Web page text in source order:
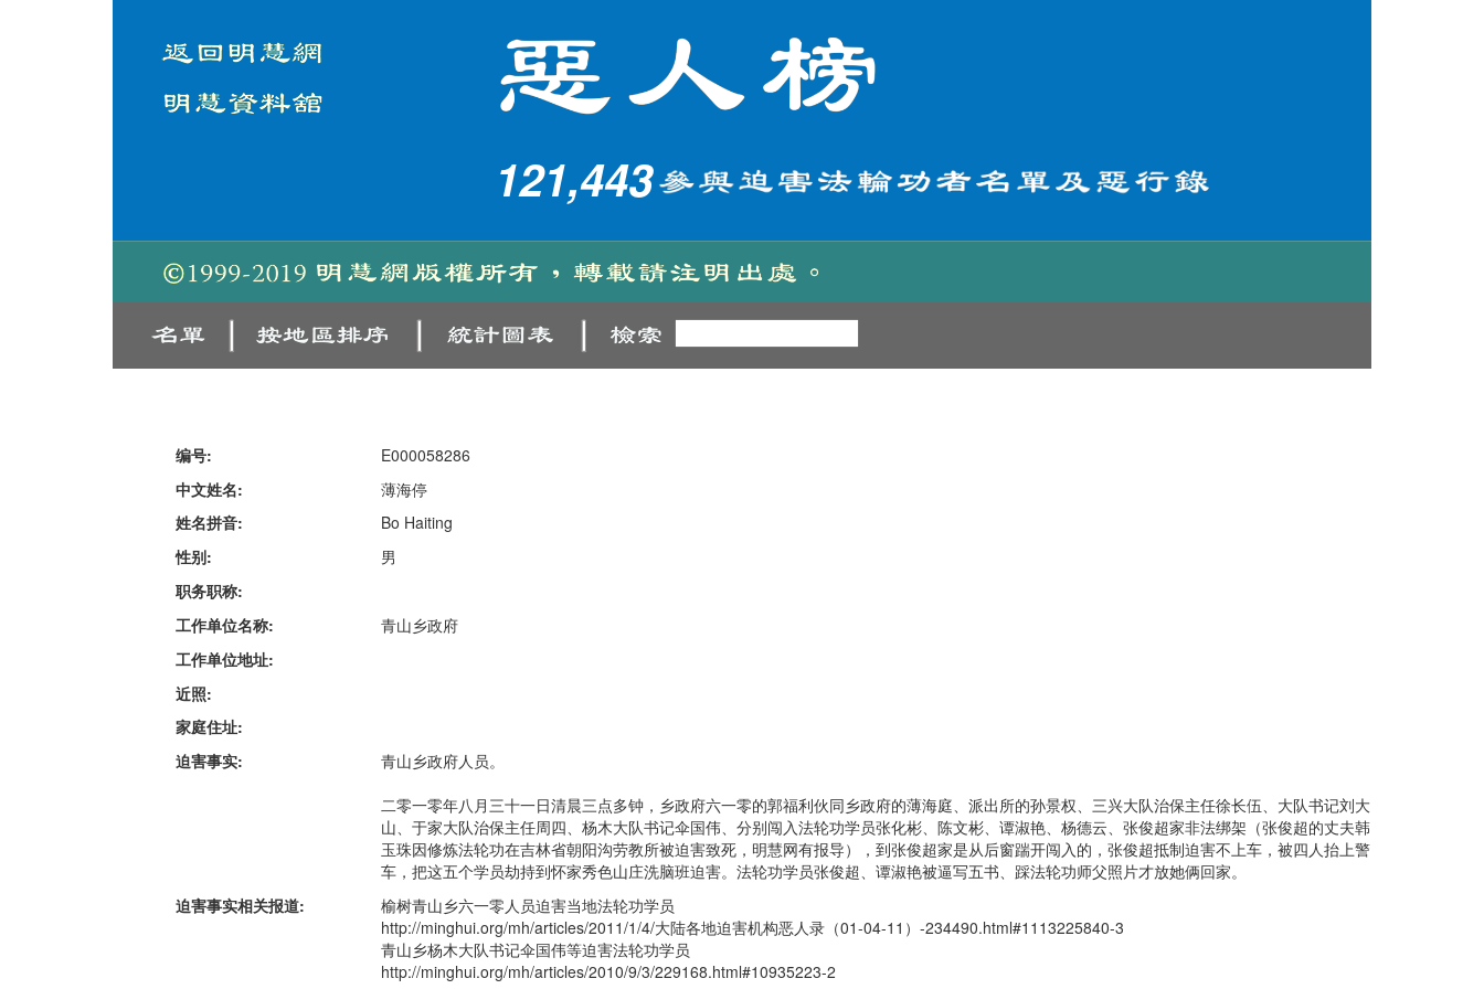
121,443
编号:
E000058286
中文姓名:
薄海停
姓名拼音:
Bo Haiting
性别:
男
职务职称:
工作单位名称:
青山乡政府
工作单位地址:
近照:
家庭住址:
迫害事实:
青山乡政府人员。
二零一零年八月三十一日清晨三点多钟，乡政府六一零的郭福利伙同乡政府的薄海庭、派出所的孙景权、三兴大队治保主任徐长伍、大队书记刘大
山、于家大队治保主任周四、杨木大队书记伞国伟、分别闯入法轮功学员张化彬、陈文彬、谭淑艳、杨德云、张俊超家非法绑架（张俊超的丈夫韩
玉珠因修炼法轮功在吉林省朝阳沟劳教所被迫害致死，明慧网有报导），到张俊超家是从后窗踹开闯入的，张俊超抵制迫害不上车，被四人抬上警
车，把这五个学员劫持到怀家秀色山庄洗脑班迫害。法轮功学员张俊超、谭淑艳被逼写五书、踩法轮功师父照片才放她俩回家。
迫害事实相关报道:
榆树青山乡六一零人员迫害当地法轮功学员
http://minghui.org/mh/articles/2011/1/4/大陆各地迫害机构恶人录（01-04-11）-234490.html#1113225840-3
青山乡杨木大队书记伞国伟等迫害法轮功学员
http://minghui.org/mh/articles/2010/9/3/229168.html#10935223-2